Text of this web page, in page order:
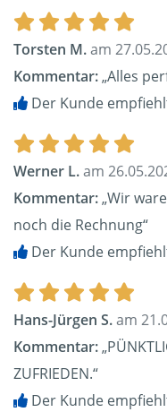
Torsten M.am
Kommentar:„Alles
Der Kunde
Werner L.am
Kommentar:„Wir
noch die Rechnung“
Der Kunde
Hans-Jürgen S.am
Kommentar:
ZUFRIEDEN.“
Der Kunde